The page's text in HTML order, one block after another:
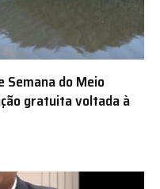
do Meio
gratuita voltada à